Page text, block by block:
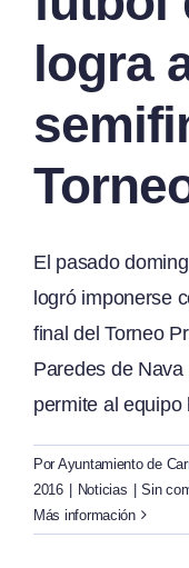
logra
El pasado
logró imponerse
final del Torneo
Paredes de
permite al equipo
Por Ayuntamiento de
2016
Noticias
Sin
Más información